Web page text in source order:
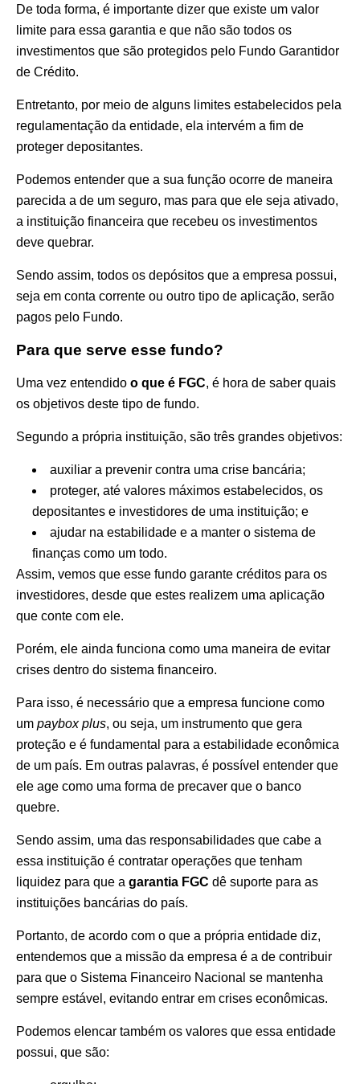
De toda forma, é importante dizer que existe um valor
limite para essa garantia e que não são todos os
investimentos que são protegidos pelo Fundo Garantidor
de Crédito.
Entretanto, por meio de alguns limites estabelecidos pela
regulamentação da entidade, ela intervém a fim de
proteger depositantes.
Podemos entender que a sua função ocorre de maneira
parecida a de um seguro, mas para que ele seja ativado,
a instituição financeira que recebeu os investimentos
deve quebrar.
Sendo assim, todos os depósitos que a empresa possui,
seja em conta corrente ou outro tipo de aplicação, serão
pagos pelo Fundo.
Para que serve esse fundo?
Uma vez entendido o que é FGC, é hora de saber quais
os objetivos deste tipo de fundo.
Segundo a própria instituição, são três grandes objetivos:
auxiliar a prevenir contra uma crise bancária;
proteger, até valores máximos estabelecidos, os
depositantes e investidores de uma instituição; e
ajudar na estabilidade e a manter o sistema de
finanças como um todo.
Assim, vemos que esse fundo garante créditos para os
investidores, desde que estes realizem uma aplicação
que conte com ele.
Porém, ele ainda funciona como uma maneira de evitar
crises dentro do sistema financeiro.
Para isso, é necessário que a empresa funcione como
um paybox plus, ou seja, um instrumento que gera
proteção e é fundamental para a estabilidade econômica
de um país. Em outras palavras, é possível entender que
ele age como uma forma de precaver que o banco
quebre.
Sendo assim, uma das responsabilidades que cabe a
essa instituição é contratar operações que tenham
liquidez para que a garantia FGC dê suporte para as
instituições bancárias do país.
Portanto, de acordo com o que a própria entidade diz,
entendemos que a missão da empresa é a de contribuir
para que o Sistema Financeiro Nacional se mantenha
sempre estável, evitando entrar em crises econômicas.
Podemos elencar também os valores que essa entidade
possui, que são: